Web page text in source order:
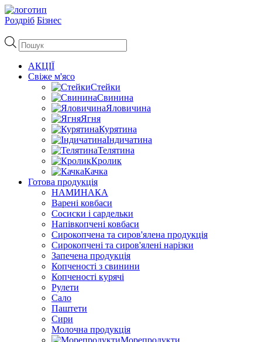
Роздріб Бізнес
Пошук
товарів
АКЦІЇ
Свіже м'ясо
Стейки
Свинина
Яловичина
Ягня
Курятина
Індичатина
Телятина
Кролик
Качка
Готова продукція
НАМИНАКА
Варені ковбаси
Сосиски і сардельки
Напівкопчені ковбаси
Сирокопчена та сиров'ялена продукція
Сирокопчені та сиров'ялені нарізки
Запечена продукція
Копченості з свинини
Копченості курячі
Рулети
Сало
Паштети
Сири
Молочна продукція
Морепродукти